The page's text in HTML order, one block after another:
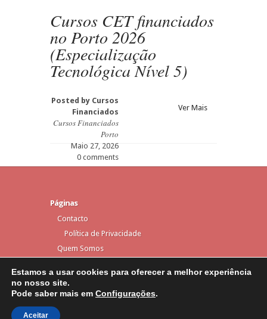
Cursos CET financiados
no Porto 2026
(Especialização
Tecnológica Nível 5)
Posted by Cursos
Financiados
Cursos Financiados
Porto
Maio 27, 2026
0 comments
Ver Mais
Páginas
Contacto
Política de Privacidade
Quem Somos
Elegant Themes| Powered by
WordPress
Estamos a usar cookies para oferecer a melhor experiência
no nosso site.
Pode saber mais em Configurações.
Aceitar